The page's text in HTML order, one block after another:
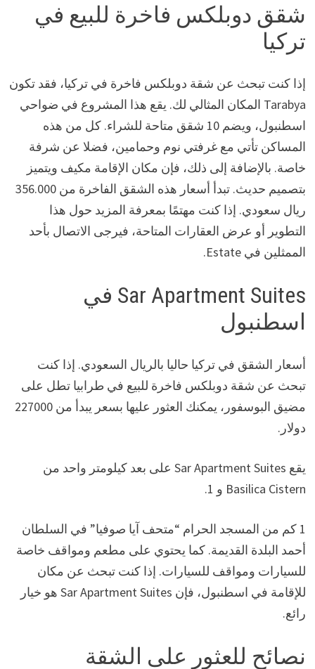
شقق دوبلكس فاخرة للبيع في
تركيا
إذا كنت تبحث عن شقة دوبلكس فاخرة في تركيا، فقد تكون
Tarabya المكان المثالي لك. يقع هذا المشروع في ضواحي
اسطنبول، ويضم 10 شقق متاحة للشراء. كل من هذه
المساكن تأتي مع غرفتي نوم وحمامين، فضلا عن شرفة
خاصة. بالإضافة إلى ذلك، فإن مكان الإقامة مكيف ويتميز
بتصميم حديث. تبدأ أسعار هذه الشقق الفاخرة من 356.000
ريال سعودي. إذا كنت مهتمًا بمعرفة المزيد حول هذا
التطوير أو عرض العقارات المتاحة، فيرجى الاتصال بأحد
الممثلين في Estate.
Sar Apartment Suites في
اسطنبول
أسعار الشقق في تركيا حاليا بالريال السعودي. إذا كنت
تبحث عن شقة دوبلكس فاخرة للبيع في طرابيا تطل على
مضيق البوسفور، يمكنك العثور عليها بسعر يبدأ من 227000
دولار.
يقع Sar Apartment Suites على بعد كيلومتر واحد من
Basilica Cistern و 1.
1 كم من المسجد الحرام “متحف آيا صوفيا” في السلطان
أحمد البلدة القديمة. كما يحتوي على مطعم ومواقف خاصة
للسيارات ومواقف للسيارات. إذا كنت تبحث عن مكان
للإقامة في اسطنبول، فإن Sar Apartment Suites هو خيار
رائع.
نصائح للعثور على الشقة